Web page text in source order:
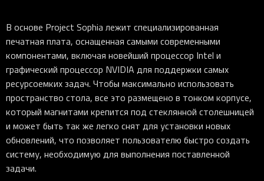
В основе Project Sophia лежит специализированная
печатная плата, оснащенная самыми современными
компонентами, включая новейший процессор Intel и
графический процессор NVIDIA для поддержки самых
ресурсоемких задач. Чтобы максимально использовать
пространство стола, все это размещено в тонком корпусе,
который магнитами крепится под стеклянной столешницей
и может быть так же легко снят для установки новых
обновлений, что позволяет пользователю быстро создать
систему, необходимую для выполнения поставленной
задачи.